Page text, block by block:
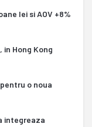
lei si AOV +8%
in Hong Kong
o noua
integreaza